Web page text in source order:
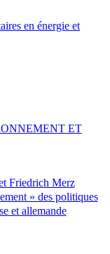
en énergie et
Friedrich Merz
» des politiques
et allemande
ET